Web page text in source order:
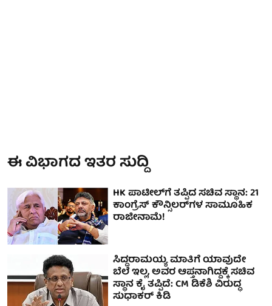
ಈ ವಿಭಾಗದ ಇತರ ಸುದ್ದಿ
HK ಪಾಟೀಲ್‌ಗೆ ತಪ್ಪಿದ ಸಚಿವ ಸ್ಥಾನ: 21
ಕಾಂಗ್ರೆಸ್ ಕೌನ್ಸಿಲರ್‌ಗಳ ಸಾಮೂಹಿಕ
ರಾಜೀನಾಮೆ!
ಸಿದ್ದರಾಮಯ್ಯ ಮಾತಿಗೆ ಯಾವುದೇ
ಬೆಲೆ ಇಲ್ಲ, ಅವರ ಆಪ್ತನಾಗಿದ್ದಕ್ಕೆ ಸಚಿವ
ಸ್ಥಾನ ಕೈ ತಪ್ಪಿದೆ: CM ಡಿಕೆಶಿ ವಿರುದ್ಧ
ಸುಧಾಕರ್ ಕಿಡಿ